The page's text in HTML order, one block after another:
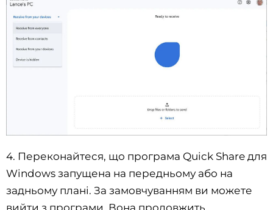
4. Переконайтеся, що програма Quick Share для
Windows запущена на передньому або на
задньому плані. За замовчуванням ви можете
вийти з програми. Вона продовжить